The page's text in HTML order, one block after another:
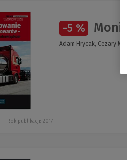
-5 %
Adam Hrycak, Cezary
Rok publikacji: 2017